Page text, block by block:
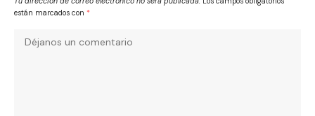
están marcados con *